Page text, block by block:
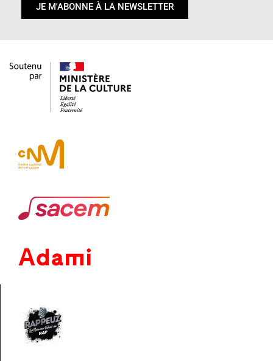
JE M'ABONNE À LA NEWSLETTER